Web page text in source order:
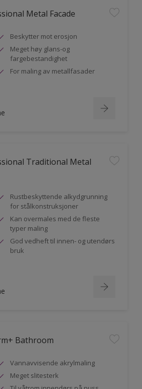
Metal Facade
Beskytter mot erosjon
Meget høy glans-og
fargebestandighet
For maling av metallfasader
Traditional Metal
Rustbeskyttende alkydgrunning
for stålkonstruksjoner
Kan overmales med de fleste
typer maling
God vedheft til innen- og utendørs
bruk
Bathroom
Vannavvisende akrylmaling
Meget slitesterk